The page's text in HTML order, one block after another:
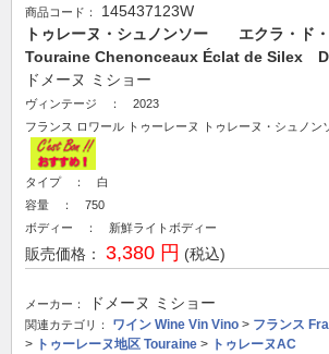
商品コード：
145437123W
トゥレーヌ・シュノンソー エクラ・ド
Touraine Chenonceaux Éclat de Silex
ドメーヌ ミショー
ヴィンテージ ： 2023
フランス ロワール トゥーレーヌ トゥレーヌ・シュノン
タイプ ： 白
容量 ： 750
ボディー ： 新鮮ライトボディー
販売価格： 3,380 円 (税込)
メーカー： ドメーヌ ミショー
関連カテゴリ： ワイン Wine Vin Vino > フランス
>
トゥーレーヌ地区 Touraine >
トゥレーヌAC